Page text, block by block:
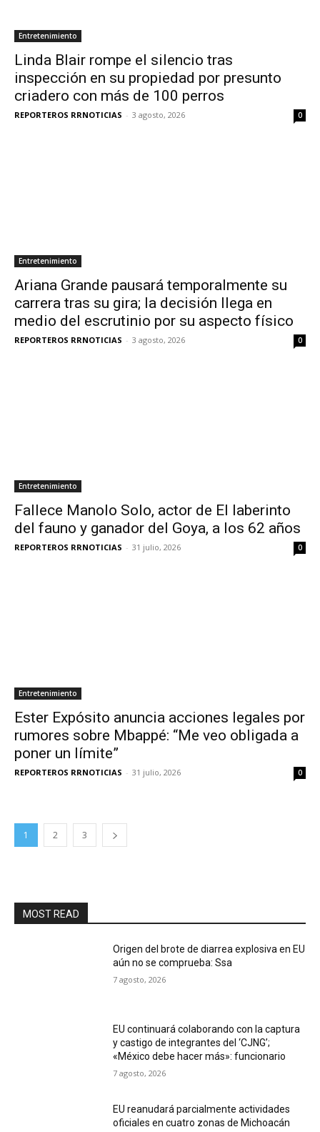
Entretenimiento
Linda Blair rompe el silencio tras
inspección en su propiedad por presunto
criadero con más de 100 perros
REPORTEROS RRNOTICIAS - 3 agosto, 2026 0
Entretenimiento
Ariana Grande pausará temporalmente su
carrera tras su gira; la decisión llega en
medio del escrutinio por su aspecto físico
REPORTEROS RRNOTICIAS - 3 agosto, 2026 0
Entretenimiento
Fallece Manolo Solo, actor de El laberinto
del fauno y ganador del Goya, a los 62 años
REPORTEROS RRNOTICIAS - 31 julio, 2026 0
Entretenimiento
Ester Expósito anuncia acciones legales por
rumores sobre Mbappé: “Me veo obligada a
poner un límite”
REPORTEROS RRNOTICIAS - 31 julio, 2026 0
1 2 3
MOST READ
Origen del brote de diarrea explosiva en EU
aún no se comprueba: Ssa
7 agosto, 2026
EU continuará colaborando con la captura
y castigo de integrantes del ‘CJNG’;
«México debe hacer más»: funcionario
7 agosto, 2026
EU reanudará parcialmente actividades
oficiales en cuatro zonas de Michoacán